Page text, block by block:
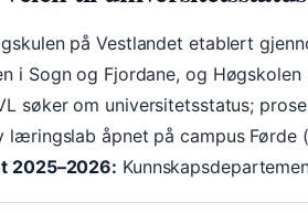
på Vestlandet etablert
i Sogn og Fjordane, og
søker om universitetsstatus;
læringslab åpnet på campus Førde (
2025–2026: